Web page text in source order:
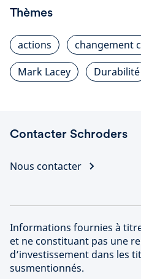
Thèmes
actions
changement
Mark Lacey
Durabilité
Contacter Schroders
Nous contacter
Informations fournies à
et ne constituant pas une
d’investissement dans les
susmentionnés.